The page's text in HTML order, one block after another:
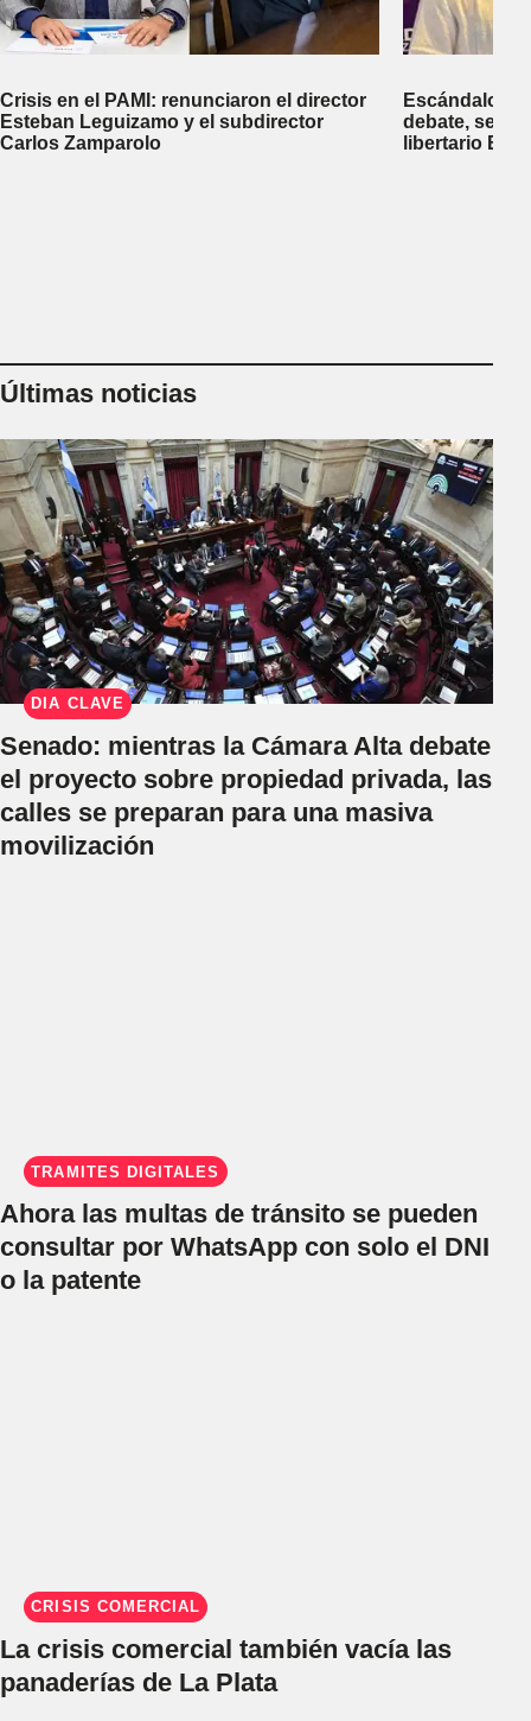
Crisis en el PAMI: renunciaron el director
Esteban Leguizamo y el subdirector
Carlos Zamparolo
Escándalo
debate, se
libertario
Últimas noticias
DÍA CLAVE
Senado: mientras la Cámara Alta debate
el proyecto sobre propiedad privada, las
calles se preparan para una masiva
movilización
TRÁMITES DIGITALES
Ahora las multas de tránsito se pueden
consultar por WhatsApp con solo el DNI
o la patente
CRISIS COMERCIAL
La crisis comercial también vacía las
panaderías de La Plata